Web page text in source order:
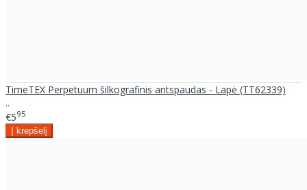
TimeTEX Perpetuum šilkografinis antspaudas - Lapė (TT62339)
..
€595